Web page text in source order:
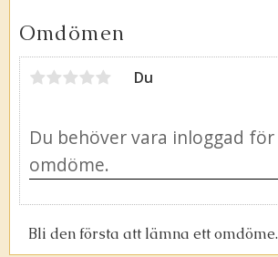
Omdömen
Du
Bli den första att lämna ett omdöme.